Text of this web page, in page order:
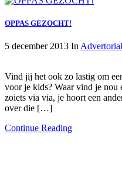
OPPAS GEZOCHT!
5 december 2013 In Advertorial
Vind jij het ook zo lastig om
voor je kids? Waar vind je nou
zoiets via via, je hoort een
over die […]
Continue Reading